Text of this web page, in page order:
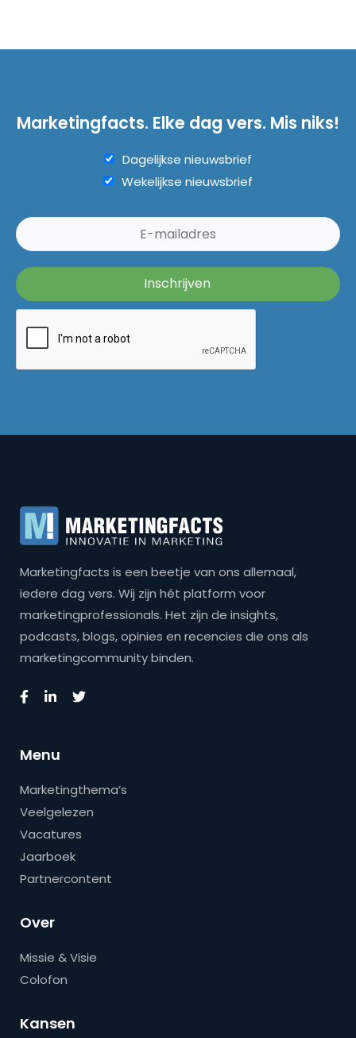
Marketingfacts. Elke dag vers. Mis niks!
Dagelijkse nieuwsbrief
Wekelijkse nieuwsbrief
Marketingfacts is een beetje van ons allemaal,
iedere dag vers. Wij zijn hét platform voor
marketingprofessionals. Het zijn de insights,
podcasts, blogs, opinies en recencies die ons als
marketingcommunity binden.
Menu
Marketingthema’s
Veelgelezen
Vacatures
Jaarboek
Partnercontent
Over
Missie & Visie
Colofon
Kansen